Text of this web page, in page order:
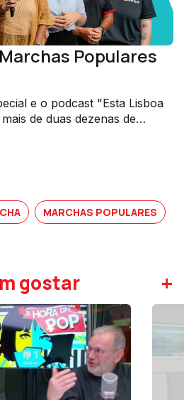
Populares
e o podcast "Esta Lisboa
de duas dezenas de
MARCHAS POPULARES
gostar +